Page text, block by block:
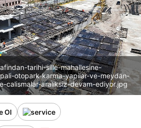
tarihi-sille-mahallesine-
otopark-karma-yapilar-ve-meydan-
calismalar-araliksiz-devam-ediyor.jpg
Ol